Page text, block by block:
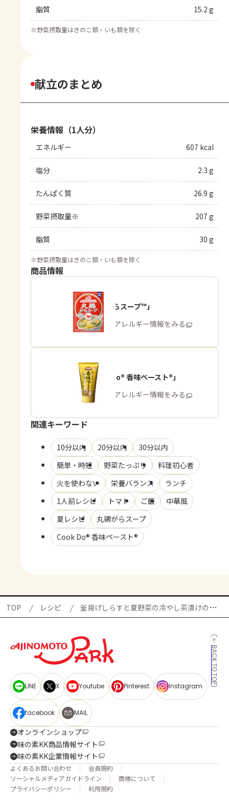
脂質 15.2 g
※野菜摂取量はきのこ類・いも類を除く
献立のまとめ
栄養情報（1人分）
エネルギー 607 kcal
塩分 2.3 g
たんぱく質 26.9 g
野菜摂取量※ 207 g
脂質 30 g
※野菜摂取量はきのこ類・いも類を除く
商品情報
「丸鶏がらスープ™」
商品・アレルギー情報をみる
「Cook Do® 香味ペースト®」
商品・アレルギー情報をみる
関連キーワード
10分以内 20分以内
30分以内
簡単・時短
野菜たっぷり
料理初心者
火を使わない
栄養バランス
ランチ
1人前レシピ
トマト ご飯
中華風
夏レシピ
丸鶏がらスープ
Cook Do® 香味ペースト®
TOP レシピ 釜揚げしらすと夏野菜の冷やし茶漬けの献立
BACK TO TOP
LINE X Youtube Pinterest Instagram
facebook MAIL
オンラインショップ
味の素KK商品情報サイト
味の素KK企業情報サイト
よくあるお問い合わせ
会員規約
ソーシャルメディアガイドライン
商標について
プライバシーポリシー
利用規約